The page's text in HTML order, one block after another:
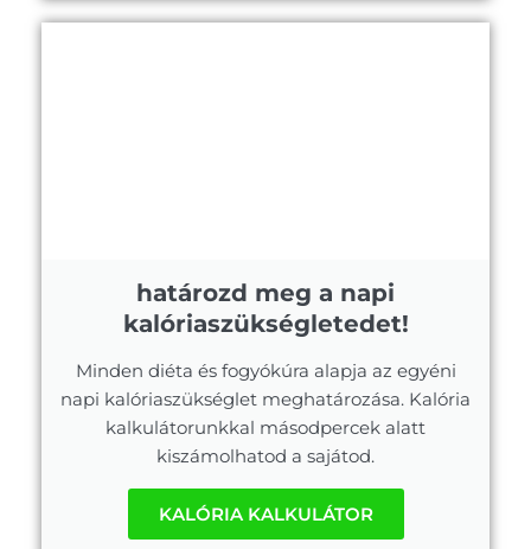
határozd meg a napi
kalóriaszükségletedet!
Minden diéta és fogyókúra alapja az egyéni
napi kalóriaszükséglet meghatározása. Kalória
kalkulátorunkkal másodpercek alatt
kiszámolhatod a sajátod.
KALÓRIA KALKULÁTOR